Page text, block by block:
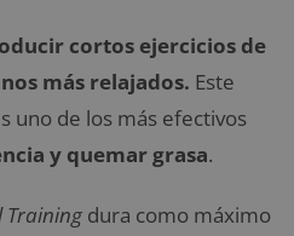
cortos ejercicios de
más relajados. Este
uno de los más efectivos
y quemar grasa.
Training dura como máximo